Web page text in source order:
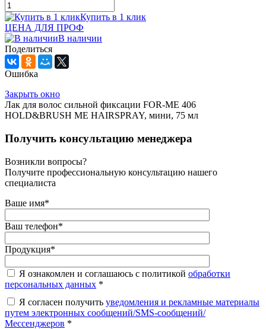
Купить в 1 клик
ЦЕНА ДЛЯ ПРОФ
В наличии
Поделиться
Ошибка
Закрыть окно
Лак для волос сильной фиксации FOR-ME 406
HOLD&BRUSH ME HAIRSPRAY, мини, 75 мл
Получить консультацию менеджера
Возникли вопросы?
Получите профессиональную консультацию нашего
специалиста
Ваше имя*
Ваш телефон*
Продукция*
Я ознакомлен и соглашаюсь с политикой обработки
персональных данных *
Я согласен получить уведомления и рекламные материалы
путем электронных сообщений/SMS-сообщений/
Мессенджеров *